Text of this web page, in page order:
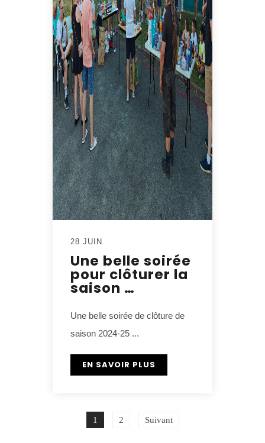
28 JUIN
Une belle soirée
pour clôturer la
saison …
Une belle soirée de clôture de
saison 2024-25 ...
EN SAVOIR PLUS
1 2 Suivant